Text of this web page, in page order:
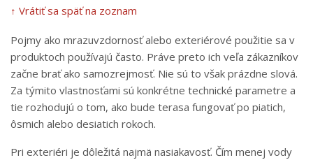
↑ Vrátiť sa späť na zoznam
Pojmy ako mrazuvzdornosť alebo exteriérové použitie sa v
produktoch používajú často. Práve preto ich veľa zákazníkov
začne brať ako samozrejmosť. Nie sú to však prázdne slová.
Za týmito vlastnosťami sú konkrétne technické parametre a
tie rozhodujú o tom, ako bude terasa fungovať po piatich,
ôsmich alebo desiatich rokoch.
Pri exteriéri je dôležitá najmä nasiakavosť. Čím menej vody